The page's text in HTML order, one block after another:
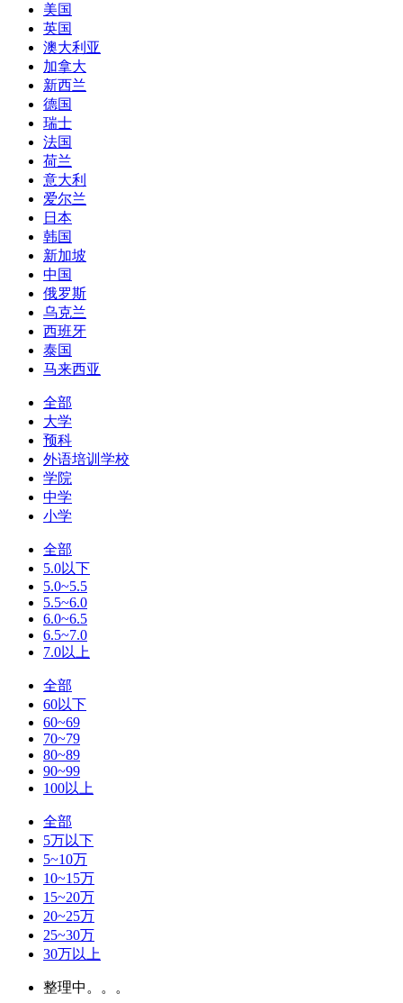
美国
英国
澳大利亚
加拿大
新西兰
德国
瑞士
法国
荷兰
意大利
爱尔兰
日本
韩国
新加坡
中国
俄罗斯
乌克兰
西班牙
泰国
马来西亚
全部
大学
预科
外语培训学校
学院
中学
小学
全部
5.0以下
5.0~5.5
5.5~6.0
6.0~6.5
6.5~7.0
7.0以上
全部
60以下
60~69
70~79
80~89
90~99
100以上
全部
5万以下
5~10万
10~15万
15~20万
20~25万
25~30万
30万以上
整理中。。。